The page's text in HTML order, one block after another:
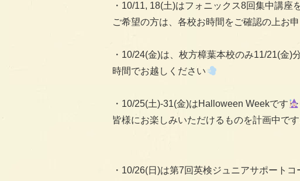
・10/11, 18(土)はフォニックス8回集中講座
ご希望の方は、各校お時間をご確認の上お
・10/24(金)は、枚方樟葉本校のみ11/21(金
時間でお越しください
・10/25(土)-31(金)はHalloween Weekです
皆様にお楽しみいただけるものを計画中で
・10/26(日)は第7回英検ジュニアサポートコ